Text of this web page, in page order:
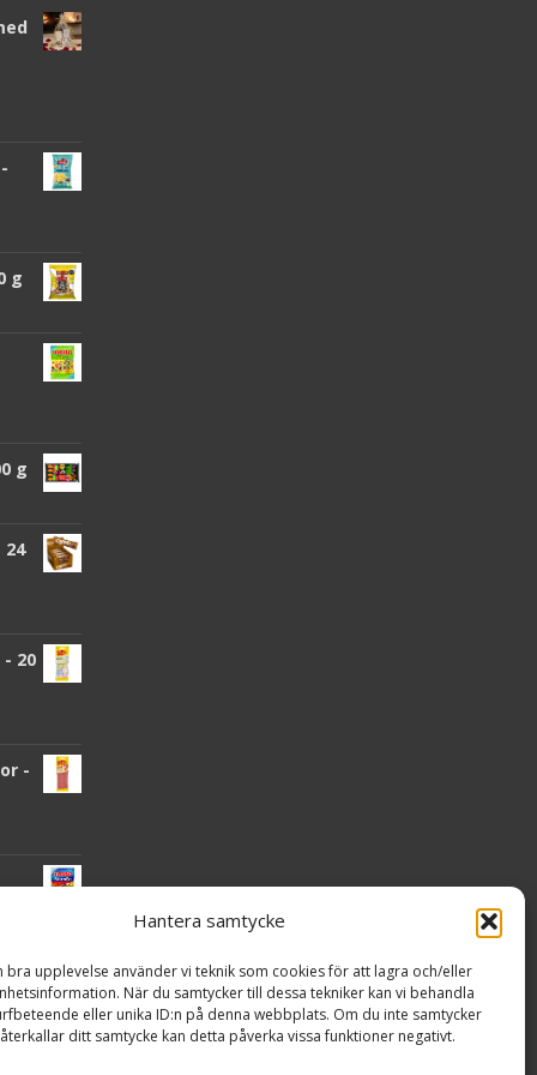
Hantera samtycke
bra upplevelse använder vi teknik som cookies för att lagra och/eller
När du samtycker till dessa tekniker kan vi behandla
eller unika ID:n på denna webbplats. Om du inte samtycker
ditt samtycke kan detta påverka vissa funktioner negativt.
g
g
24
20
-